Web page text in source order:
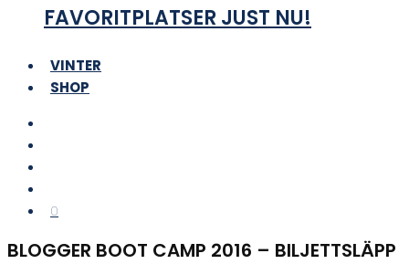
FAVORITPLATSER JUST NU!
VINTER
SHOP
0
BLOGGER BOOT CAMP 2016 – BILJETTSLÄPP